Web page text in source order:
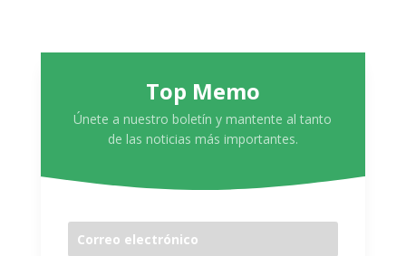
Top Memo
Únete a nuestro boletín y mantente al tanto
de las noticias más importantes.